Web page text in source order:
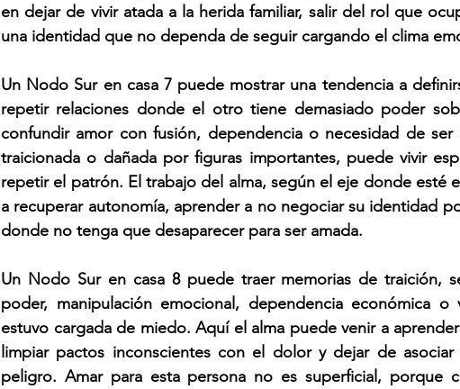
en dejar de vivir atada a la herida familiar, salir del rol que
una identidad que no dependa de seguir cargando el clima
Un Nodo Sur en casa 7 puede mostrar una tendencia a
repetir relaciones donde el otro tiene demasiado poder
confundir amor con fusión, dependencia o necesidad de
traicionada o dañada por figuras importantes, puede vivir
repetir el patrón. El trabajo del alma, según el eje donde esté
a recuperar autonomía, aprender a no negociar su identidad
donde no tenga que desaparecer para ser amada.
Un Nodo Sur en casa 8 puede traer memorias de traición,
poder, manipulación emocional, dependencia económica
estuvo cargada de miedo. Aquí el alma puede venir a
limpiar pactos inconscientes con el dolor y dejar de
peligro. Amar para esta persona no es superficial, porque